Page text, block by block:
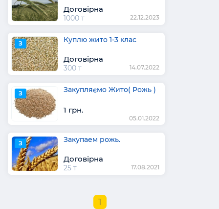
Договірна
1000 т 22.12.2023
З Куплю жито 1-3 клас
Договірна
300 т 14.07.2022
З Закупляємо Жито( Рожь )
1 грн.
05.01.2022
З Закупаем рожь.
Договірна
25 т 17.08.2021
1